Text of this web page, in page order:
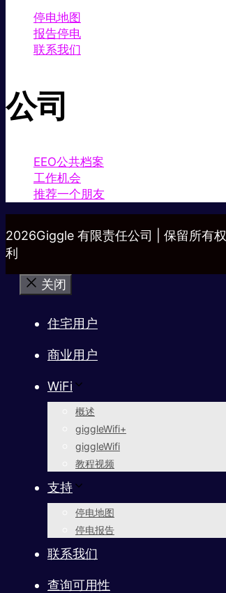
停电地图
报告停电
联系我们
公司
EEO公共档案
工作机会
推荐一个朋友
2026Giggle 有限责任公司 | 保留所有权
利
关闭
住宅用户
商业用户
WiFi
概述
giggleWifi+
giggleWifi
教程视频
支持
停电地图
停电报告
联系我们
查询可用性